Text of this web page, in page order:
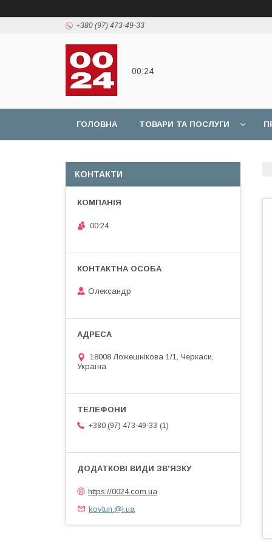
+380 (97) 473-49-33
00:24
ГОЛОВНА ТОВАРИ ТА ПОСЛУГИ
КОНТАКТИ
00:24
Олександр
18008 Ложешнікова 1/1, Черкаси,
Україна
+380 (97) 473-49-33 1
https://0024.com.ua
kovtun.@i.ua